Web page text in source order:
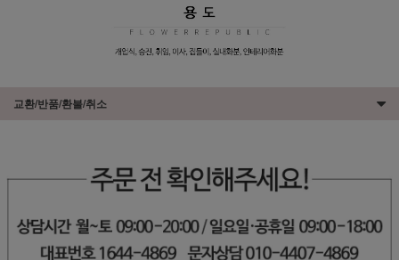
교환/반품/환불/취소